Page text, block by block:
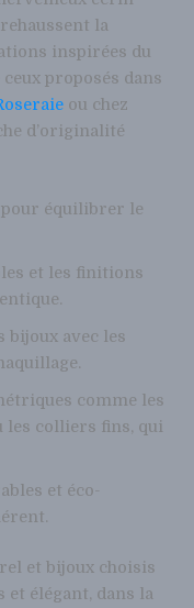
la
inspirées du
proposés dans
ou chez
d’originalité
pour équilibrer le
et les finitions
bijoux avec les
comme les
les colliers fins, qui
et éco-
et bijoux choisis
et élégant, dans la